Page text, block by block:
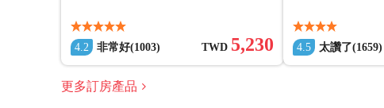
4.2 非常好(1003) TWD 5,230 4.5 太讚了(1659)
更多訂房產品